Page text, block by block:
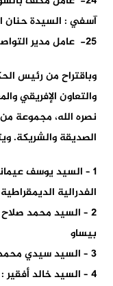
آسفي : السيدة حنان
25- عامل مدير التواصل بوزارة الداخلية : السيد عبد الله العلوي
وباقتراح من رئيس
والتعاون الإفريقي
نصره الله، مجموعة
الصديقة والشريكة.
1 – السيد يوسف
الفدرالية الديمقراطية
2 – السيد محمد
بيساو
3 – السيد سيدي محمد بيد الله : سفيرا لدى جمهورية موزمبيق
4 – السيد خالد أفقير : سفيرا لدى جمهورية زامبيا